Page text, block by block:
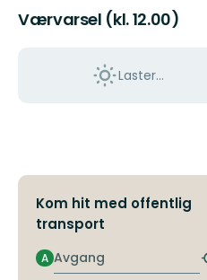
Værvarsel (kl. 12.00)
Laster…
Kom hit med offentlig
transport
Avgang
A